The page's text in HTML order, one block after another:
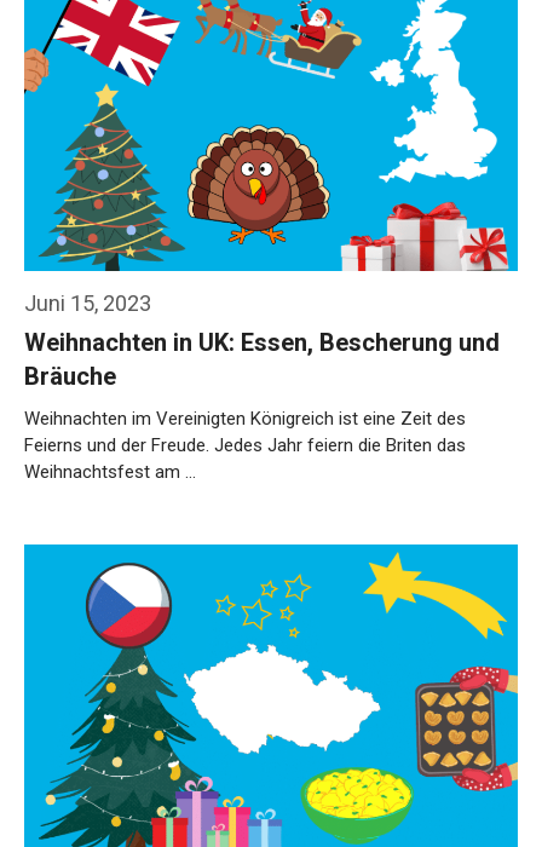
Juni 15, 2023
Weihnachten in UK: Essen, Bescherung und
Bräuche
Weihnachten im Vereinigten Königreich ist eine Zeit des
Feierns und der Freude. Jedes Jahr feiern die Briten das
Weihnachtsfest am …